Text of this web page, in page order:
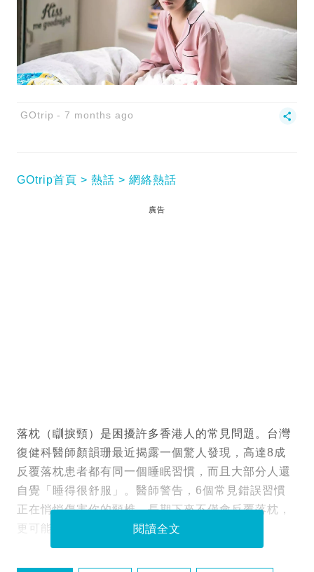
GOtrip 7 months ago
GOtrip首頁 熱話 網絡熱話
廣告
落枕（瞓捩頸）是困擾許多香港人的常見問題。台灣
復健科醫師顏韻珊最近揭露一個驚人發現，高達8成
反覆落枕患者都有同一個睡眠習慣，而且大部分人還
自覺「睡得很舒服」。醫師警告，6個常見錯誤習慣
正在悄悄傷害你的頸椎，長期下來不僅會反覆落枕，
更可能導致嚴重的頸椎退化問題。
閱讀全文